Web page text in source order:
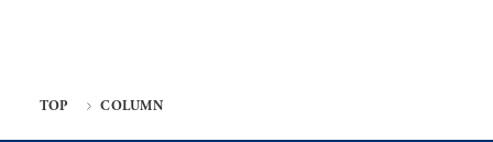
TOP COLUMN